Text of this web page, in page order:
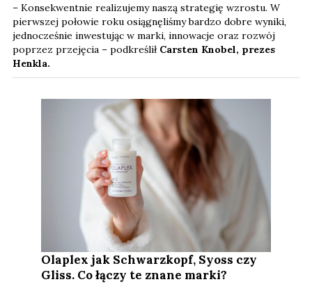
– Konsekwentnie realizujemy naszą strategię wzrostu. W
pierwszej połowie roku osiągnęliśmy bardzo dobre wyniki,
jednocześnie inwestując w marki, innowacje oraz rozwój
poprzez przejęcia – podkreślił Carsten Knobel, prezes
Henkla.
Olaplex jak Schwarzkopf, Syoss czy
Gliss. Co łączy te znane marki?